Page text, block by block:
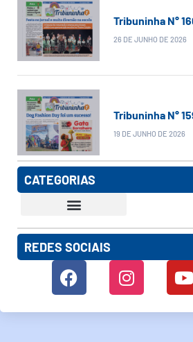
Tribuninha N°
26 DE JUNHO DE 2026
Tribuninha N°
19 DE JUNHO DE 2026
CATEGORIAS
REDES SOCIAIS